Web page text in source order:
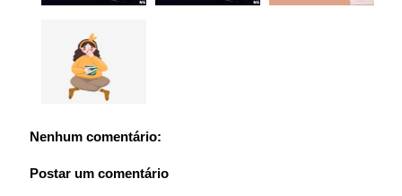
Nenhum comentário:
Postar um comentário